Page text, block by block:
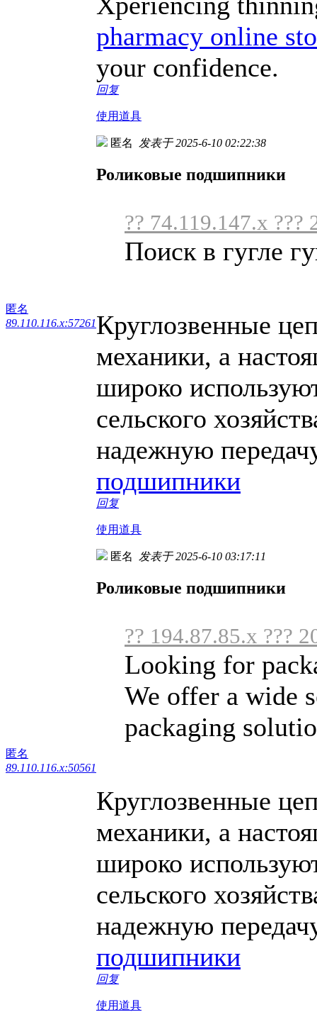
pharmacy online
your confidence.
回复
使用道具
匿名
89.110.116.x:57261
匿名 发表于 2025-6-10 02:22:38
Роликовые подшипники
?? 74.119.147.x ???
Поиск в гугле
Круглозвенные
механики, а
широко
сельского
надежную
подшипники
回复
使用道具
匿名
89.110.116.x:50561
匿名 发表于 2025-6-10 03:17:11
Роликовые подшипники
?? 194.87.85.x ???
Looking for
We offer a wide
packaging
Круглозвенные
механики, а
широко
сельского
надежную
подшипники
回复
使用道具